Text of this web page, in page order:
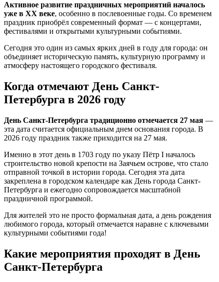
Активное развитие праздничных мероприятий началось
уже в XX веке, особенно в послевоенные годы. Со временем
праздник приобрёл современный формат — с концертами,
фестивалями и открытыми культурными событиями.
Сегодня это один из самых ярких дней в году для города: он
объединяет историческую память, культурную программу и
атмосферу настоящего городского фестиваля.
Когда отмечают День Санкт-
Петербурга в 2026 году
День Санкт-Петербурга традиционно отмечается 27 мая —
эта дата считается официальным днем основания города. В
2026 году праздник также приходится на 27 мая.
Именно в этот день в 1703 году по указу Пётр I началось
строительство новой крепости на Заячьем острове, что стало
отправной точкой в истории города. Сегодня эта дата
закреплена в городском календаре как День города Санкт-
Петербурга и ежегодно сопровождается масштабной
праздничной программой.
Для жителей это не просто формальная дата, а день рождения
любимого города, который отмечается наравне с ключевыми
культурными событиями года!
Какие мероприятия проходят в День
Санкт-Петербурга